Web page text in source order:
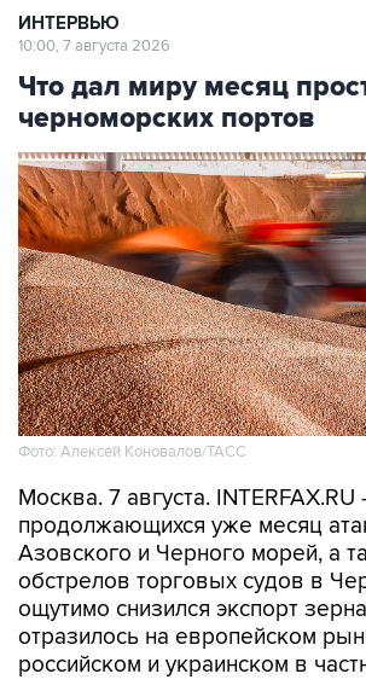
ИНТЕРВЬЮ
10:00, 7 августа 2026
Что дал миру месяц
черноморских портов
Фото: Алексей Коновалов/ТАСС
Москва. 7 августа. INTERFAX.RU
продолжающихся уже месяц
Азовского и Черного морей, а
обстрелов торговых судов в
ощутимо снизился экспорт
отразилось на европейском
российском и украинском в